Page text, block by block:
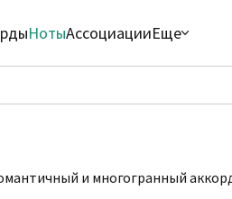
НотыАссоциацииЕще
и многогранный